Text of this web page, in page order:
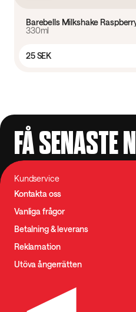
Barebells Milkshake
330ml
25 SEK
FÅ SENASTE
Kundservice
Kontakta oss
Vanliga frågor
Betalning & leverans
Reklamation
Utöva ångerrätten